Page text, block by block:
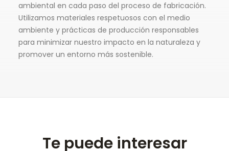
ambiental en cada paso del proceso de fabricación.
Utilizamos materiales respetuosos con el medio
ambiente y prácticas de producción responsables
para minimizar nuestro impacto en la naturaleza y
promover un entorno más sostenible.
Te puede interesar